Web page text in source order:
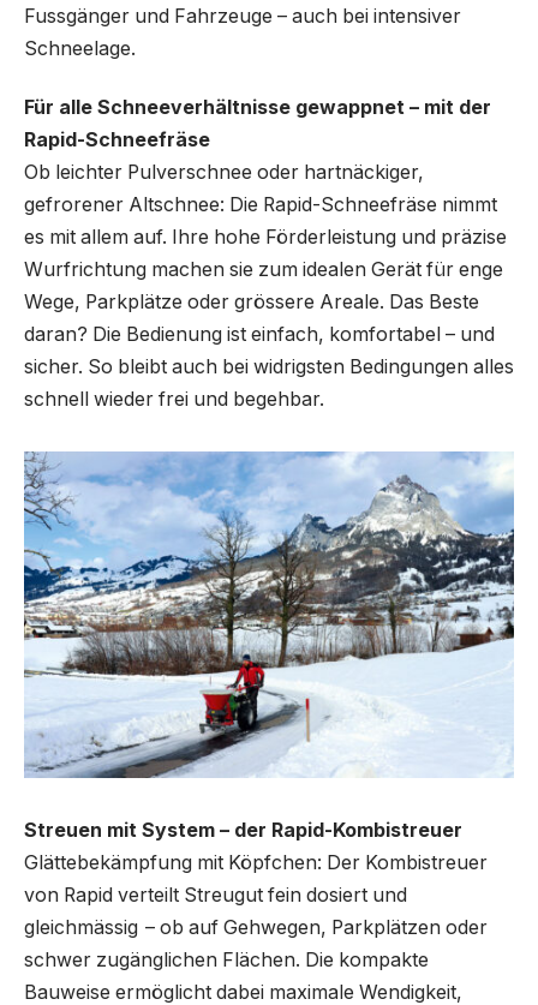
Fussgänger und Fahrzeuge – auch bei intensiver
Schneelage.
Für alle Schneeverhältnisse gewappnet – mit der
Rapid-Schneefräse
Ob leichter Pulverschnee oder hartnäckiger,
gefrorener Altschnee: Die Rapid-Schneefräse nimmt
es mit allem auf. Ihre hohe Förderleistung und präzise
Wurfrichtung machen sie zum idealen Gerät für enge
Wege, Parkplätze oder grössere Areale. Das Beste
daran? Die Bedienung ist einfach, komfortabel – und
sicher. So bleibt auch bei widrigsten Bedingungen alles
schnell wieder frei und begehbar.
Streuen mit System – der Rapid-Kombistreuer
Glättebekämpfung mit Köpfchen: Der Kombistreuer
von Rapid verteilt Streugut fein dosiert und
gleichmässig – ob auf Gehwegen, Parkplätzen oder
schwer zugänglichen Flächen. Die kompakte
Bauweise ermöglicht dabei maximale Wendigkeit,